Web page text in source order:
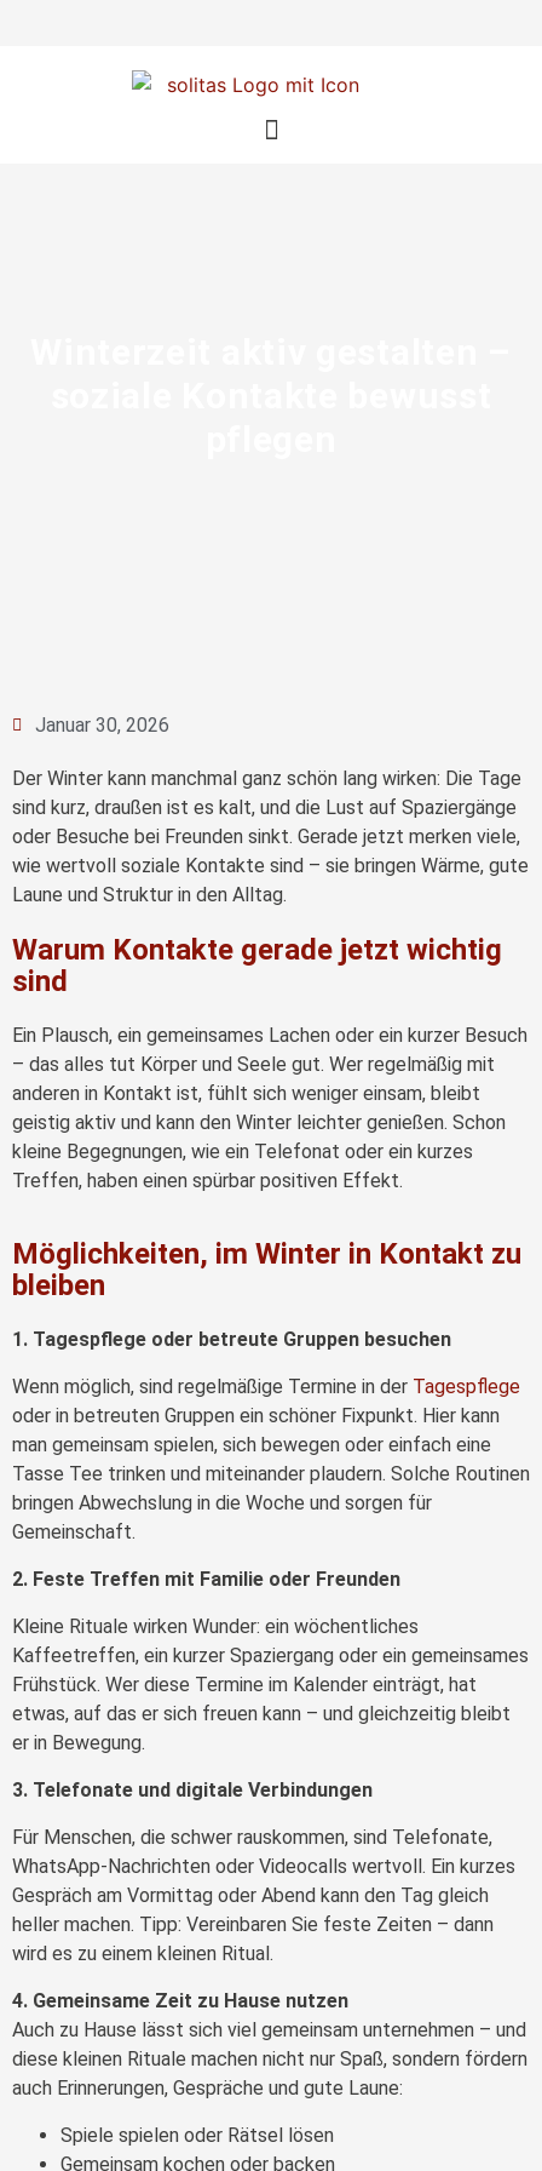
Januar 30, 2026
Der Winter kann manchmal ganz schön lang wirken: Die Tage
sind kurz, draußen ist es kalt, und die Lust auf Spaziergänge
oder Besuche bei Freunden sinkt. Gerade jetzt merken viele,
wie wertvoll soziale Kontakte sind – sie bringen Wärme, gute
Laune und Struktur in den Alltag.
Warum Kontakte gerade jetzt wichtig
sind
Ein Plausch, ein gemeinsames Lachen oder ein kurzer Besuch
– das alles tut Körper und Seele gut. Wer regelmäßig mit
anderen in Kontakt ist, fühlt sich weniger einsam, bleibt
geistig aktiv und kann den Winter leichter genießen. Schon
kleine Begegnungen, wie ein Telefonat oder ein kurzes
Treffen, haben einen spürbar positiven Effekt.
Möglichkeiten, im Winter in Kontakt zu
bleiben
1. Tagespflege oder betreute Gruppen besuchen
Wenn möglich, sind regelmäßige Termine in der Tagespflege
oder in betreuten Gruppen ein schöner Fixpunkt. Hier kann
man gemeinsam spielen, sich bewegen oder einfach eine
Tasse Tee trinken und miteinander plaudern. Solche Routinen
bringen Abwechslung in die Woche und sorgen für
Gemeinschaft.
2. Feste Treffen mit Familie oder Freunden
Kleine Rituale wirken Wunder: ein wöchentliches
Kaffeetreffen, ein kurzer Spaziergang oder ein gemeinsames
Frühstück. Wer diese Termine im Kalender einträgt, hat
etwas, auf das er sich freuen kann – und gleichzeitig bleibt
er in Bewegung.
3. Telefonate und digitale Verbindungen
Für Menschen, die schwer rauskommen, sind Telefonate,
WhatsApp-Nachrichten oder Videocalls wertvoll. Ein kurzes
Gespräch am Vormittag oder Abend kann den Tag gleich
heller machen. Tipp: Vereinbaren Sie feste Zeiten – dann
wird es zu einem kleinen Ritual.
4. Gemeinsame Zeit zu Hause nutzen
Auch zu Hause lässt sich viel gemeinsam unternehmen – und
diese kleinen Rituale machen nicht nur Spaß, sondern fördern
auch Erinnerungen, Gespräche und gute Laune:
Spiele spielen oder Rätsel lösen
Gemeinsam kochen oder backen